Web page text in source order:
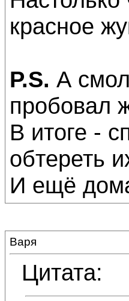
красное
P.S. А
пробовал
В итоге -
обтереть
И ещё
Варя
Цитата: